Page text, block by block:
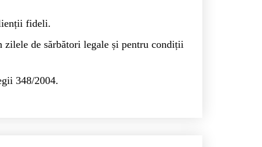
fideli.
zilele de sărbători legale și pentru condiții
348/2004.